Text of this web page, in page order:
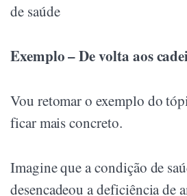
de saúde
Exemplo – De volta aos
Vou retomar o exemplo do
ficar mais concreto.
Imagine que a condição de
desencadeou a deficiência de